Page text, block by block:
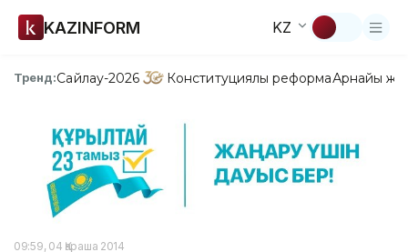
KAZINFORM KZ
Тренд:Сайлау-2026 Конституциялық реформаАрнайы
09:59, 04 Қараша 2014